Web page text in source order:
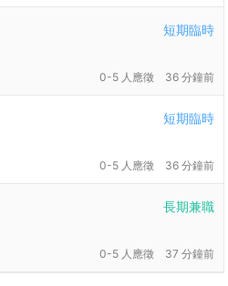
短期臨時
0-5 人應徵 36 分鐘前
短期臨時
0-5 人應徵 36 分鐘前
長期兼職
0-5 人應徵 37 分鐘前